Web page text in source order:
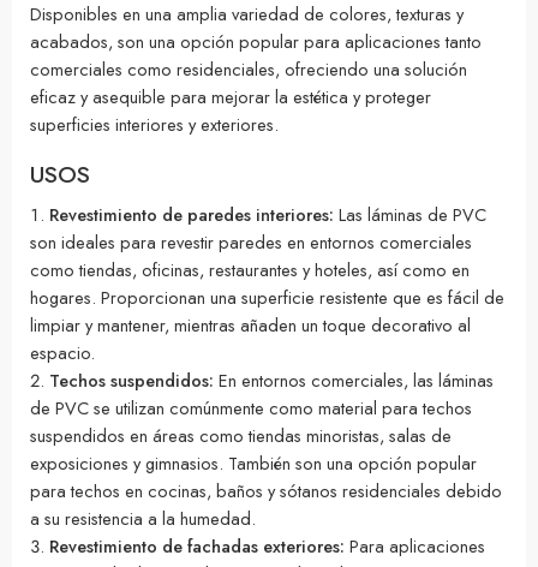
Disponibles en una amplia variedad de colores, texturas y
acabados, son una opción popular para aplicaciones tanto
comerciales como residenciales, ofreciendo una solución
eficaz y asequible para mejorar la estética y proteger
superficies interiores y exteriores.
USOS
Revestimiento de paredes interiores: Las láminas de PVC
son ideales para revestir paredes en entornos comerciales
como tiendas, oficinas, restaurantes y hoteles, así como en
hogares. Proporcionan una superficie resistente que es fácil de
limpiar y mantener, mientras añaden un toque decorativo al
espacio.
Techos suspendidos: En entornos comerciales, las láminas
de PVC se utilizan comúnmente como material para techos
suspendidos en áreas como tiendas minoristas, salas de
exposiciones y gimnasios. También son una opción popular
para techos en cocinas, baños y sótanos residenciales debido
a su resistencia a la humedad.
Revestimiento de fachadas exteriores: Para aplicaciones